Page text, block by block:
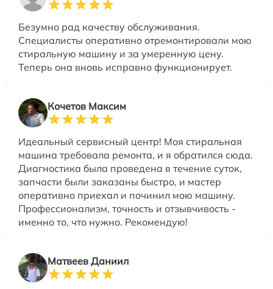
Безумно рад качеству обслуживания.
Специалисты оперативно отремонтировали мою
стиральную машину и за умеренную цену.
Теперь она вновь исправно функционирует.
Кочетов Максим
Идеальный сервисный центр! Моя стиральная
машина требовала ремонта, и я обратился сюда.
Диагностика была проведена в течение суток,
запчасти были заказаны быстро, и мастер
оперативно приехал и починил мою машину.
Профессионализм, точность и отзывчивость -
именно то, что нужно. Рекомендую!
Матвеев Даниил